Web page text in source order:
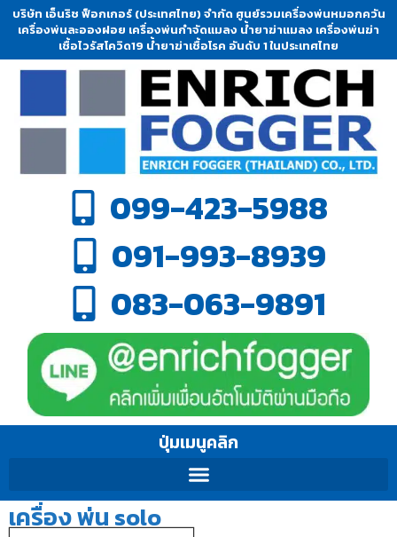
บริษัท เอ็นริช ฟ็อกเกอร์ (ประเทศไทย) จำกัด ศูนย์รวมเครื่องพ่นหมอกควัน
เครื่องพ่นละอองฝอย เครื่องพ่นกำจัดแมลง น้ำยาฆ่าแมลง เครื่องพ่นฆ่า
เชื้อไวรัสโควิด19 น้ำยาฆ่าเชื้อโรค อันดับ 1 ในประเทศไทย
099-423-5988
091-993-8939
083-063-9891
ปุ่มเมนูคลิก
เครื่อง พ่น solo